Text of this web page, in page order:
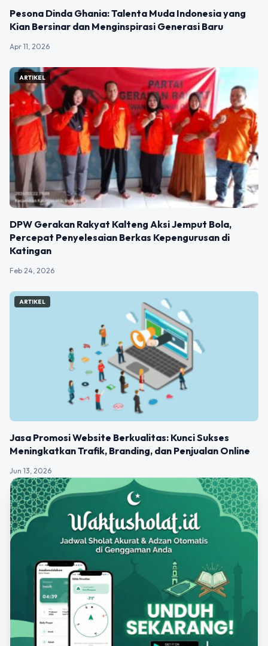
Pesona Dinda Ghania: Talenta Muda Indonesia yang
Kian Bersinar dan Menginspirasi Generasi Baru
Apr 11, 2026
ARTIKEL
DPW Gerakan Rakyat Kalteng Aksi Jemput Bola,
Percepat Penyelesaian Berkas Kepengurusan di
Katingan
Feb 24, 2026
ARTIKEL
Jasa Promosi Website Berkualitas: Kunci Sukses
Meningkatkan Trafik, Branding, dan Penjualan Online
Jun 13, 2026